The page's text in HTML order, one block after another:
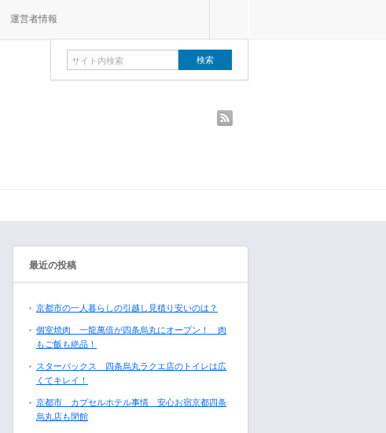
運営者情報
最近の投稿
京都市の一人暮らしの引越し見積り安いのは？
個室焼肉 一龍萬倍が四条烏丸にオープン！ 肉
もご飯も絶品！
スターバックス 四条烏丸ラクエ店のトイレは広
くてキレイ！
京都市 カプセルホテル事情 安心お宿京都四条
烏丸店も閉館